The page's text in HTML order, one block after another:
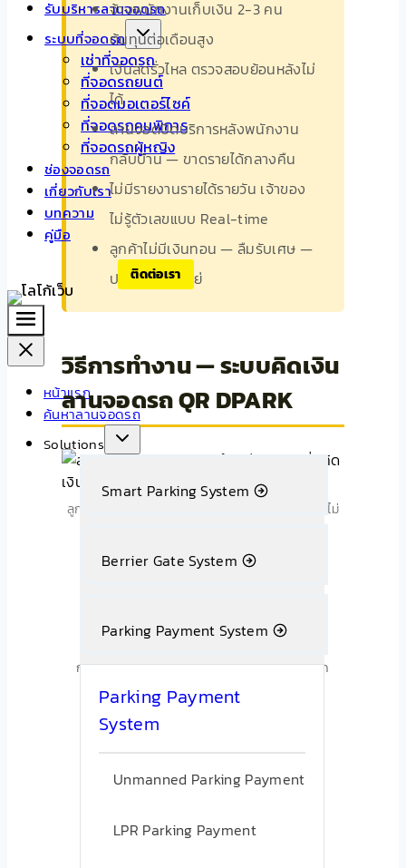
รับบริหารลานจอดรถ
ระบบที่จอดรถ
เช่าที่จอดรถ
ที่จอดรถยนต์
ที่จอดมอเตอร์ไซค์
ที่จอดรถคนพิการ
ที่จอดรถผู้หญิง
ช่องจอดรถ
เกี่ยวกับเรา
บทความ
คู่มือ
ติดต่อเรา
หน้าแรก
ค้นหาลานจอดรถ
Solutions
Smart Parking System
Berrier Gate System
Parking Payment System
Parking Payment
System
Unmanned Parking Payment
LPR Parking Payment
จ้างพนักงานเก็บเงิน 2-3 คน
ต้นทุนต่อเดือนสูง
เงินสดรั่วไหล ตรวจสอบย้อนหลังไม่
ได้
ลานจอดปิดบริการหลังพนักงาน
กลับบ้าน — ขาดรายได้กลางคืน
ไม่มีรายงานรายได้รายวัน เจ้าของ
ไม่รู้ตัวเลขแบบ Real-time
ลูกค้าไม่มีเงินทอน — ลืมรับเศษ —
ประสบการณ์แย่
วิธีการทำงาน — ระบบคิดเงิน
ลานจอดรถ QR DPARK
ลูกค้าสแกน QR PromptPay จ่ายค่าจอดเองที่ตู้ — ไม่
รถเข้าลานจอด
กล้อง LPR หรือตู้บัตรบันทึกเวลาเข้า + ทะเบียนรถ
2
ระบบคำนวณเวลาจอดแบบ Real-time ในพื้น